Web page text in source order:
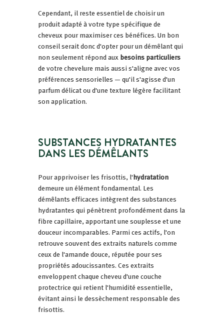
Cependant, il reste essentiel de choisir un
produit adapté à votre type spécifique de
cheveux pour maximiser ces bénéfices. Un bon
conseil serait donc d'opter pour un démêlant qui
non seulement répond auxbesoins particuliers
de votre chevelure mais aussi s'aligne avec vos
préférences sensorielles — qu'il s'agisse d'un
parfum délicat ou d'une texture légère facilitant
son application.
SUBSTANCES HYDRATANTES
DANS LES DÉMÊLANTS
Pour apprivoiser les frisottis, l'hydratation
demeure un élément fondamental. Les
démêlants efficaces intègrent des substances
hydratantes qui pénètrent profondément dans la
fibre capillaire, apportant une souplesse et une
douceur incomparables. Parmi ces actifs, l'on
retrouve souvent des extraits naturels comme
ceux de l'amande douce, réputée pour ses
propriétés adoucissantes. Ces extraits
enveloppent chaque cheveu d'une couche
protectrice qui retient l'humidité essentielle,
évitant ainsi le dessèchement responsable des
frisottis.